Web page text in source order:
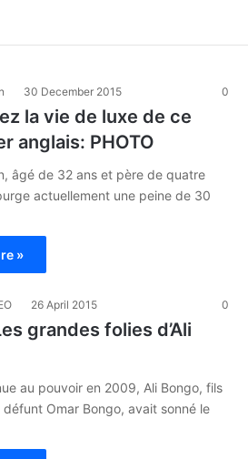
30 December 2015 0
la vie de luxe de ce
anglais: PHOTO
âgé de 32 ans et père de quatre
actuellement une peine de 30
»
26 April 2015 0
grandes folies d’Ali
au pouvoir en 2009, Ali Bongo, fils
Omar Bongo, avait sonné le